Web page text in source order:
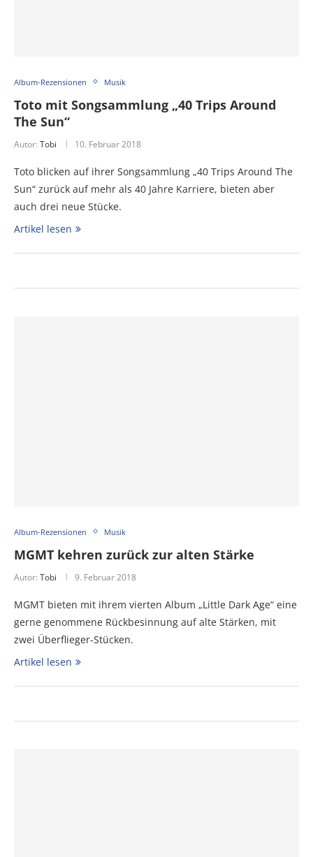
Album-Rezensionen Musik
Toto mit Songsammlung „40 Trips Around
The Sun“
Autor: Tobi 10. Februar 2018
Toto blicken auf ihrer Songsammlung „40 Trips Around The
Sun“ zurück auf mehr als 40 Jahre Karriere, bieten aber
auch drei neue Stücke.
Artikel lesen
Album-Rezensionen Musik
MGMT kehren zurück zur alten Stärke
Autor: Tobi 9. Februar 2018
MGMT bieten mit ihrem vierten Album „Little Dark Age“ eine
gerne genommene Rückbesinnung auf alte Stärken, mit
zwei Überflieger-Stücken.
Artikel lesen